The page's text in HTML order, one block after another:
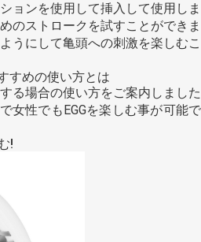
ョンを使用して挿入して使用しま
のストロークを試すことができま
うにして亀頭への刺激を楽しむこ
すめの使い方とは
る場合の使い方をご案内しました
女性でもEGGを楽しむ事が可能で
!